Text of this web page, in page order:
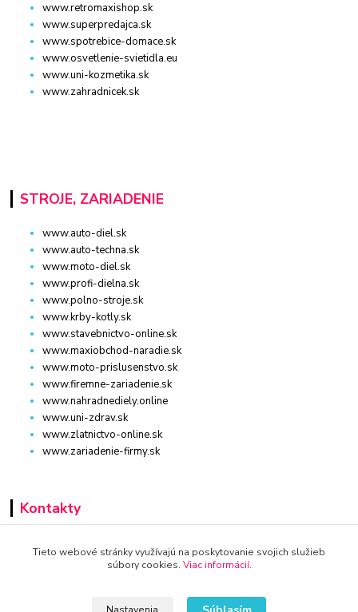
www.retromaxishop.sk
www.superpredajca.sk
www.spotrebice-domace.sk
www.osvetlenie-svietidla.eu
www.uni-kozmetika.sk
www.zahradnicek.sk
STROJE, ZARIADENIE
www.auto-diel.sk
www.auto-techna.sk
www.moto-diel.sk
www.profi-dielna.sk
www.polno-stroje.sk
www.krby-kotly.sk
www.stavebnictvo-online.sk
www.maxiobchod-naradie.sk
www.moto-prislusenstvo.sk
www.firemne-zariadenie.sk
www.nahradnediely.online
www.uni-zdrav.sk
www.zlatnictvo-online.sk
www.zariadenie-firmy.sk
Kontakty
+421 940 949 000
Tieto webové stránky využívajú na poskytovanie svojich služieb
súbory cookies. Viac informácií.